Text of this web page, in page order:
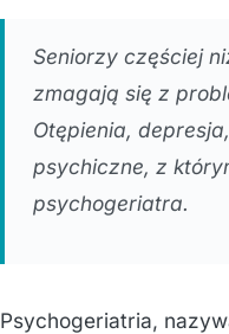
Seniorzy częściej
zmagają się z
Otępienia,
psychiczne, z
psychogeriatra.
Psychogeriatria,